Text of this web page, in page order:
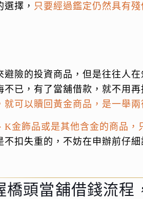
擇， 只要經過鑑定仍然具有
避險的投資商品，但是往往人
已，有了當舖借款，就不用再
可以贖回黃金商品，是一舉兩
K金飾品或是其他含金的商品
不扣失重的，不妨在申辦前仔細
橋頭當舖借錢流程